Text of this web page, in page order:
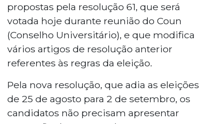
propostas pela resolução 61, que será
votada hoje durante reunião do Coun
(Conselho Universitário), e que modifica
vários artigos de resolução anterior
referentes às regras da eleição.
Pela nova resolução, que adia as eleições
de 25 de agosto para 2 de setembro, os
candidatos não precisam apresentar